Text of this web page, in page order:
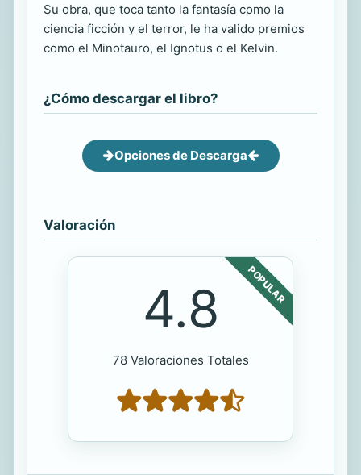
Su obra, que toca tanto la fantasía como la
ciencia ficción y el terror, le ha valido premios
como el Minotauro, el Ignotus o el Kelvin.
¿Cómo descargar el libro?
Opciones de Descarga
Valoración
POPULAR
4.8
78 Valoraciones Totales